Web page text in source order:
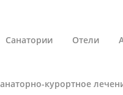
Санатории Отели
курортное